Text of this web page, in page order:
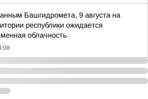
Башгидромета, 9 августа на
республики ожидается
облачность